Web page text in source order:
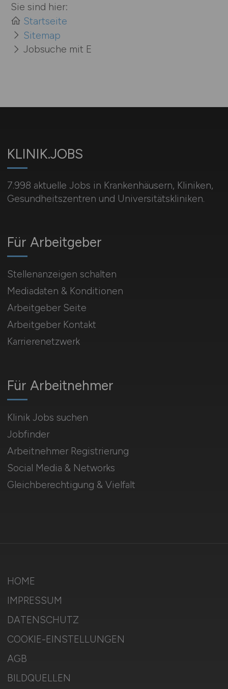
Sie sind hier:
Startseite
Sitemap
Jobsuche mit E
KLINIK.JOBS
7.998 aktuelle Jobs in Krankenhäusern, Kliniken,
Gesundheitszentren und Universitätskliniken.
Für Arbeitnehmer
Klinik Jobs suchen
Jobfinder
Arbeitnehmer Registrierung
Social Media & Networks
Gleichberechtigung & Vielfalt
Für Arbeitgeber
Stellenanzeigen schalten
Mediadaten & Konditionen
Arbeitgeber Seite
Arbeitgeber Kontakt
Karrierenetzwerk
HOME
IMPRESSUM
DATENSCHUTZ
COOKIE-EINSTELLUNGEN
AGB
BILDQUELLEN